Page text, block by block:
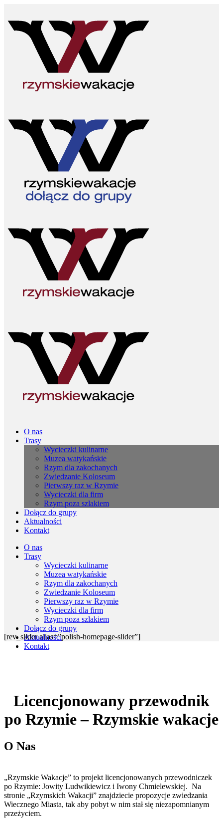
O nas
Trasy
Wycieczki kulinarne
Muzea watykańskie
Rzym dla zakochanych
Zwiedzanie Koloseum
Pierwszy raz w Rzymie
Wycieczki dla firm
Rzym poza szlakiem
Dołącz do grupy
Aktualności
Kontakt
O nas
Trasy
Wycieczki kulinarne
Muzea watykańskie
Rzym dla zakochanych
Zwiedzanie Koloseum
Pierwszy raz w Rzymie
Wycieczki dla firm
Rzym poza szlakiem
Dołącz do grupy
Aktualności
Kontakt
[rev_slider alias=”polish-homepage-slider”]
Licencjonowany przewodnik
po Rzymie – Rzymskie wakacje
O Nas
„Rzymskie Wakacje” to projekt licencjonowanych przewodniczek
po Rzymie: Jowity Ludwikiewicz i Iwony Chmielewskiej. Na
stronie „Rzymskich Wakacji” znajdziecie propozycje zwiedzania
Wiecznego Miasta, tak aby pobyt w nim stał się niezapomnianym
przeżyciem.